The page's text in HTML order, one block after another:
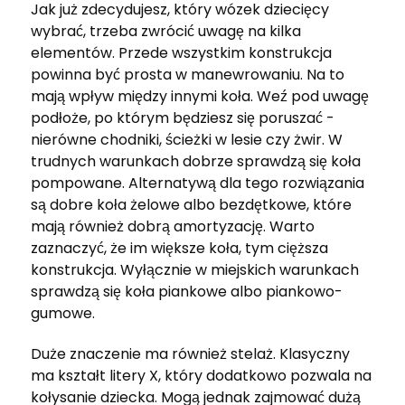
Jak już zdecydujesz, który wózek dziecięcy
wybrać, trzeba zwrócić uwagę na kilka
elementów. Przede wszystkim konstrukcja
powinna być prosta w manewrowaniu. Na to
mają wpływ między innymi koła. Weź pod uwagę
podłoże, po którym będziesz się poruszać -
nierówne chodniki, ścieżki w lesie czy żwir. W
trudnych warunkach dobrze sprawdzą się koła
pompowane. Alternatywą dla tego rozwiązania
są dobre koła żelowe albo bezdętkowe, które
mają również dobrą amortyzację. Warto
zaznaczyć, że im większe koła, tym cięższa
konstrukcja. Wyłącznie w miejskich warunkach
sprawdzą się koła piankowe albo piankowo-
gumowe.
Duże znaczenie ma również stelaż. Klasyczny
ma kształt litery X, który dodatkowo pozwala na
kołysanie dziecka. Mogą jednak zajmować dużą